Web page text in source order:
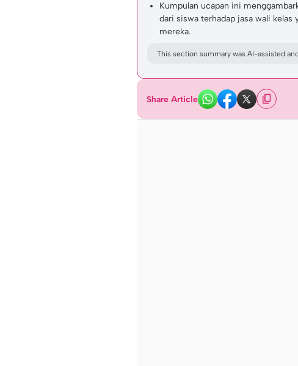
Kumpulan ucapan ini
dari siswa terhadap jasa wali kelas
mereka.
This section summary was AI-assisted
Share Article